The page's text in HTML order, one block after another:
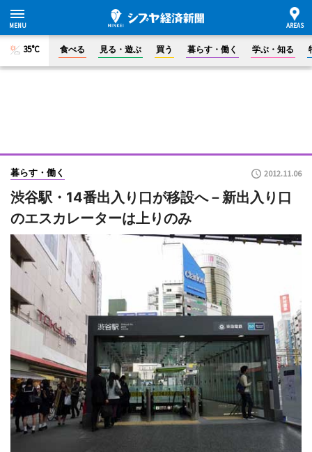
35°C 食べる 見る・遊ぶ 買う 暮らす・働く 学ぶ・知る
暮らす・働く 2012.11.06
渋谷駅・14番出入り口が移設へ－新出入り口
のエスカレーターは上りのみ